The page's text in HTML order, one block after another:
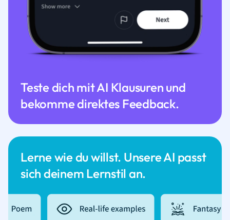
Lerne wie du willst. Unsere AI passt
sich deinem Lernstil an.
Teste dich mit AI Klausuren und
bekomme direktes Feedback.